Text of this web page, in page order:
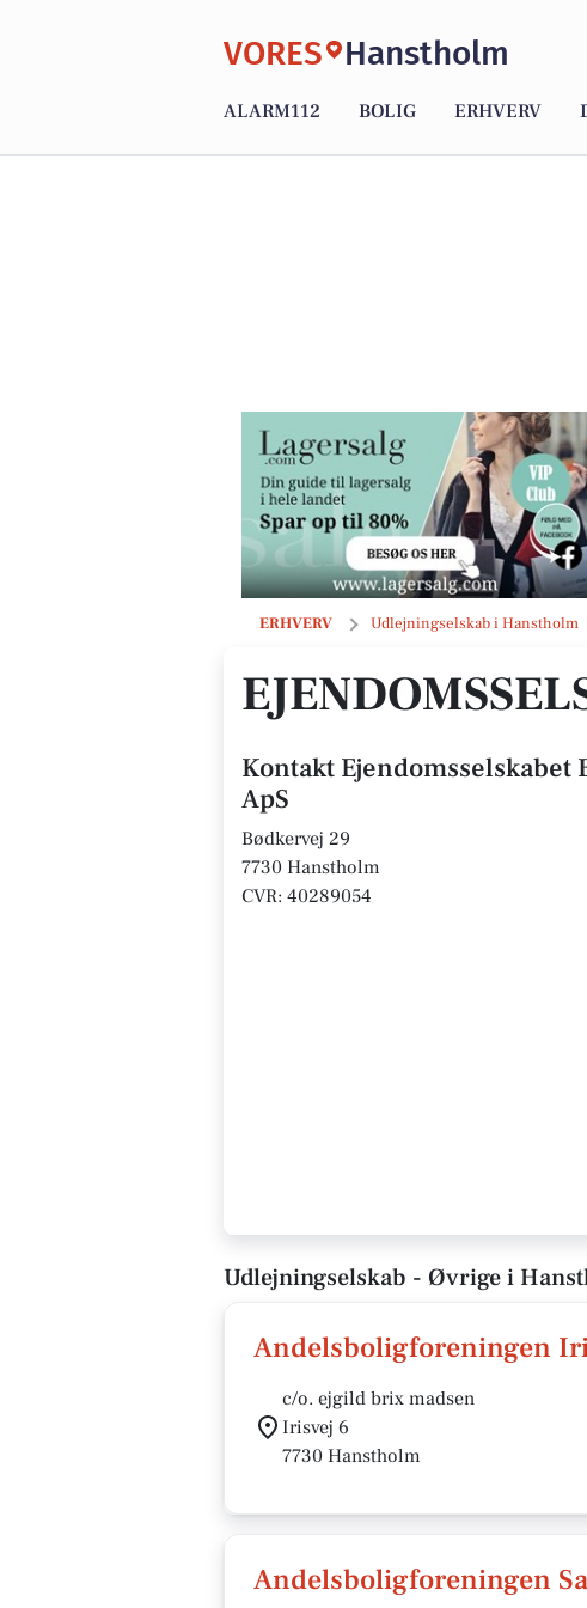
VORES Hanstholm
ALARM112 BOLIG ERHVERV
ERHVERV Udlejningselskab i Hanstholm
Ejendomsselskabet Bødkervej 29 ApS
Kontakt Ejendomsselskabet
ApS
Bødkervej 29
7730 Hanstholm
CVR: 40289054
Udlejningselskab - Øvrige i
Andelsboligforeningen
c/o. ejgild brix madsen
Irisvej 6
7730 Hanstholm
Andelsboligforeningen